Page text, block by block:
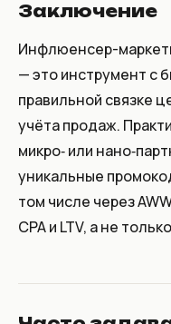
Заключение
Инфлюенсер-
— это инструмент с
правильной связке
учёта продаж.
микро‑ или
уникальные
том числе через
CPA и LTV, а не